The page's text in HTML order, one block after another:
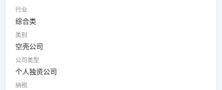
行业
综合类
类别
空壳公司
公司类型
个人独资公司
纳税